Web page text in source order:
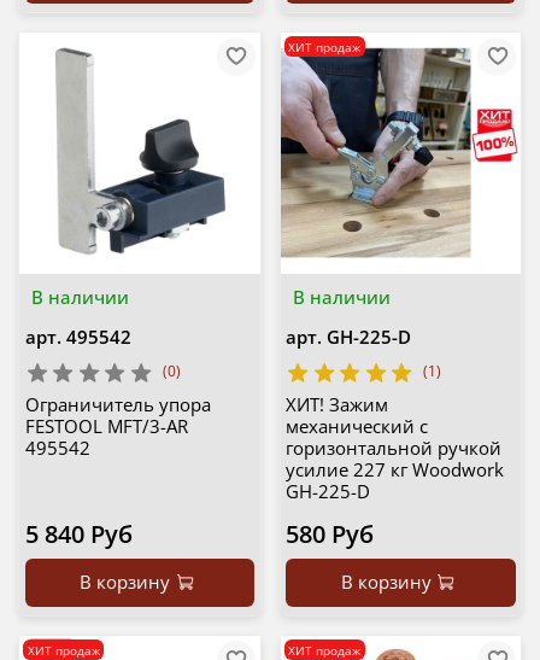
В наличии
арт. 495542
(0)
Ограничитель упора
FESTOOL MFT/3-AR
495542
5 840 Руб
В корзину
В наличии
ХИТ продаж
арт. GH-225-D
(1)
ХИТ! Зажим
механический с
горизонтальной ручкой
усилие 227 кг Woodwork
GH-225-D
580 Руб
В корзину
ХИТ продаж ХИТ продаж